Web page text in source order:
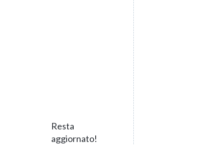
Resta
aggiornato!